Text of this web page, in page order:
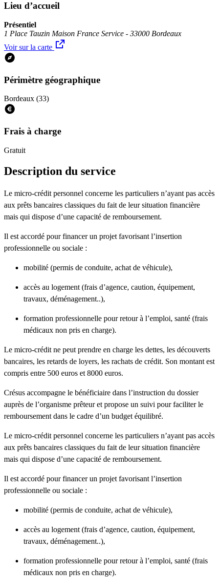
Lieu d’accueil
Présentiel
1 Place Tauzin Maison France Service - 33000 Bordeaux
Voir sur la carte
Périmètre géographique
Bordeaux (33)
Frais à charge
Gratuit
Description du service
Le micro-crédit personnel concerne les particuliers n’ayant pas accès
aux prêts bancaires classiques du fait de leur situation financière
mais qui dispose d’une capacité de remboursement.
Il est accordé pour financer un projet favorisant l’insertion
professionnelle ou sociale :
mobilité (permis de conduite, achat de véhicule),
accès au logement (frais d’agence, caution, équipement,
travaux, déménagement..),
formation professionnelle pour retour à l’emploi, santé (frais
médicaux non pris en charge).
Le micro-crédit ne peut prendre en charge les dettes, les découverts
bancaires, les retards de loyers, les rachats de crédit. Son montant est
compris entre 500 euros et 8000 euros.
Crésus accompagne le bénéficiaire dans l’instruction du dossier
auprès de l’organisme prêteur et propose un suivi pour faciliter le
remboursement dans le cadre d’un budget équilibré.
Le micro-crédit personnel concerne les particuliers n’ayant pas accès
aux prêts bancaires classiques du fait de leur situation financière
mais qui dispose d’une capacité de remboursement.
Il est accordé pour financer un projet favorisant l’insertion
professionnelle ou sociale :
mobilité (permis de conduite, achat de véhicule),
accès au logement (frais d’agence, caution, équipement,
travaux, déménagement..),
formation professionnelle pour retour à l’emploi, santé (frais
médicaux non pris en charge).